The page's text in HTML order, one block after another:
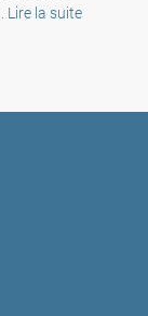
Lire la suite